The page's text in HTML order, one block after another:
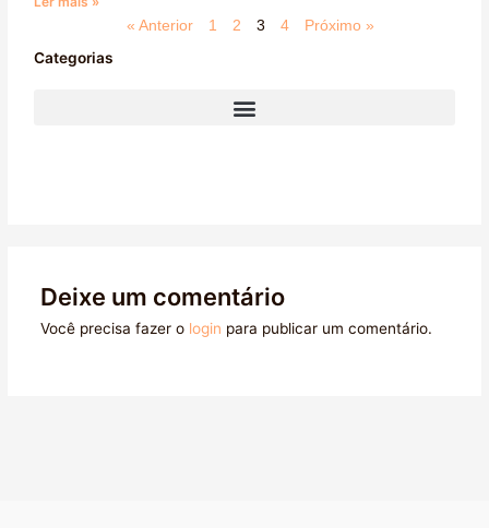
« Anterior
1 2 3 4 Próximo »
Categorias
Deixe um comentário
Você precisa fazer o login para publicar um comentário.